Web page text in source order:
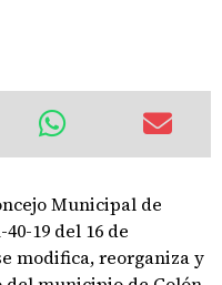
Municipal de
19 del 16 de
modifica, reorganiza y